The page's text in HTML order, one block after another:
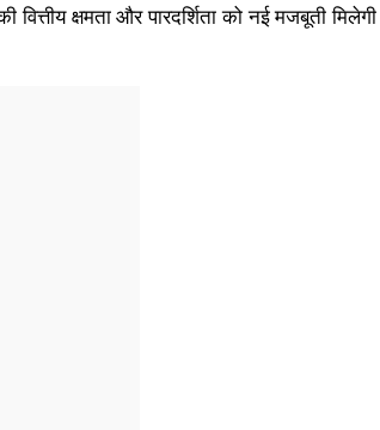
क्षमता और पारदर्शिता को नई मजबूती